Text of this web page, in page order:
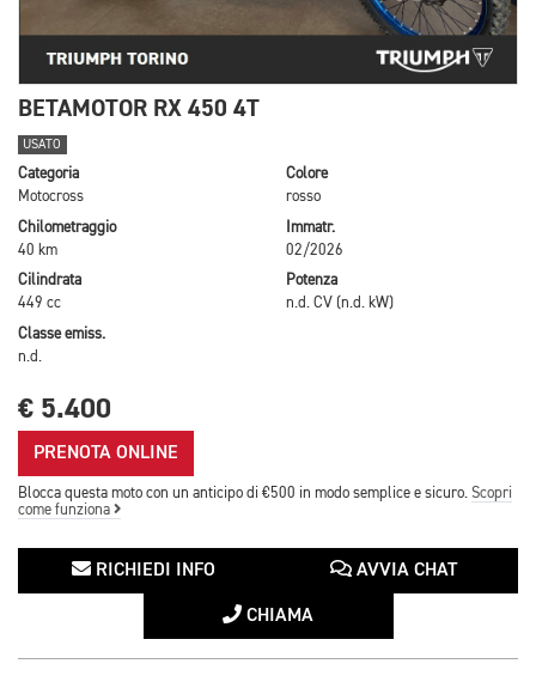
BETAMOTOR RX 450 4T
USATO
Categoria
Motocross
Colore
rosso
Chilometraggio
40 km
Immatr.
02/2026
Cilindrata
449 cc
Potenza
n.d. CV (n.d. kW)
Classe emiss.
n.d.
€ 5.400
PRENOTA ONLINE
Blocca questa moto con un anticipo di €500 in modo semplice e sicuro. Scopri
come funziona
RICHIEDI INFO AVVIA CHAT
CHIAMA